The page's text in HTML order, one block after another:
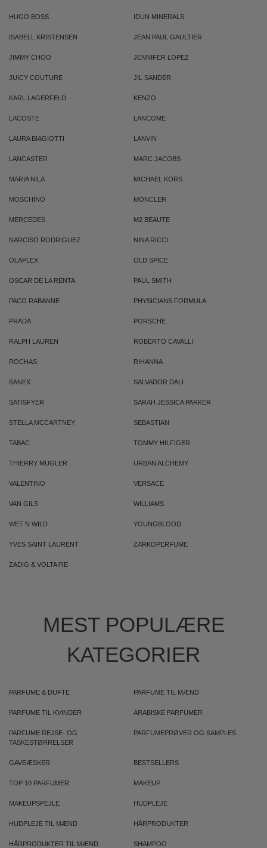
HUGO BOSS IDUN MINERALS
ISABELL KRISTENSEN JEAN PAUL GAULTIER
JIMMY CHOO JENNIFER LOPEZ
JUICY COUTURE JIL SANDER
KARL LAGERFELD KENZO
LACOSTE LANCOME
LAURA BIAGIOTTI LANVIN
LANCASTER MARC JACOBS
MARIA NILA MICHAEL KORS
MOSCHINO MONCLER
MERCEDES M2 BEAUTE
NARCISO RODRIGUEZ NINA RICCI
OLAPLEX OLD SPICE
OSCAR DE LA RENTA PAUL SMITH
PACO RABANNE PHYSICIANS FORMULA
PRADA PORSCHE
RALPH LAUREN ROBERTO CAVALLI
ROCHAS RIHANNA
SANEX SALVADOR DALI
SATISFYER SARAH JESSICA PARKER
STELLA MCCARTNEY SEBASTIAN
TABAC TOMMY HILFIGER
THIERRY MUGLER URBAN ALCHEMY
VALENTINO VERSACE
VAN GILS WILLIAMS
WET N WILD YOUNGBLOOD
YVES SAINT LAURENT ZARKOPERFUME
ZADIG & VOLTAIRE
MEST POPULÆRE
KATEGORIER
PARFUME & DUFTE PARFUME TIL MÆND
PARFUME TIL KVINDER ARABISKE PARFUMER
PARFUME REJSE- OG
TASKESTØRRELSER
PARFUMEPRØVER OG SAMPLES
GAVEÆSKER BESTSELLERS
TOP 10 PARFUMER MAKEUP
MAKEUPSPEJLE HUDPLEJE
HUDPLEJE TIL MÆND HÅRPRODUKTER
HÅRPRODUKTER TIL MÆND SHAMPOO